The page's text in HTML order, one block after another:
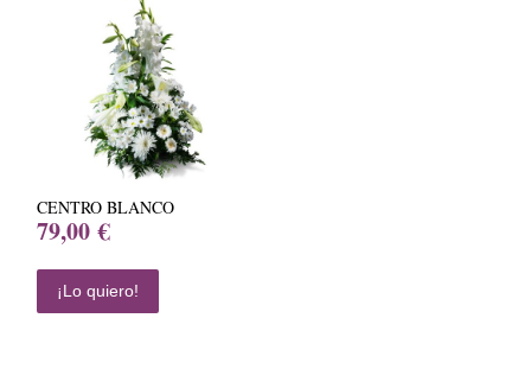
CENTRO BLANCO
79,00€
¡Lo quiero!